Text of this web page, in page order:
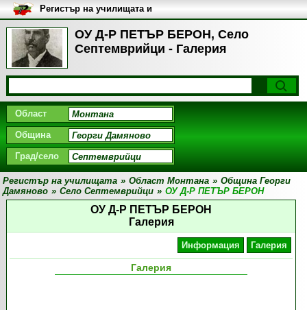
ОУ Д-Р ПЕТЪР БЕРОН, Село
Септемврийци - Галерия
Регистър на училищата и
университетите в България
Област
Община
Град/село
Регистър на училищата » Област Монтана » Община Георги
Дамяново » Село Септемврийци » ОУ Д-Р ПЕТЪР БЕРОН
ОУ Д-Р ПЕТЪР БЕРОН
Галерия
Информация Галерия
Галерия